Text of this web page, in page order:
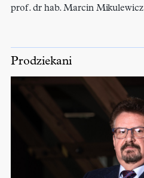
prof. dr hab. Marcin Mikulewicz
Prodziekani